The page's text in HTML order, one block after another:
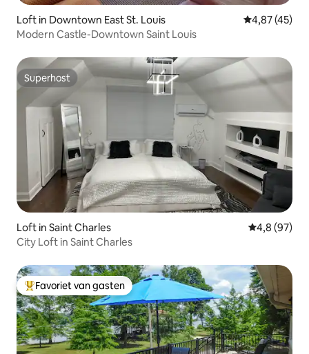
Loft in Downtown East St. Louis Gemiddelde
4,87 (45)
Modern Castle-Downtown Saint Louis
Superhost
Superhost
Loft in Saint Charles Gemiddelde
4,8 (97)
City Loft in Saint Charles
Topfavoriet van gasten
Favoriet van gasten